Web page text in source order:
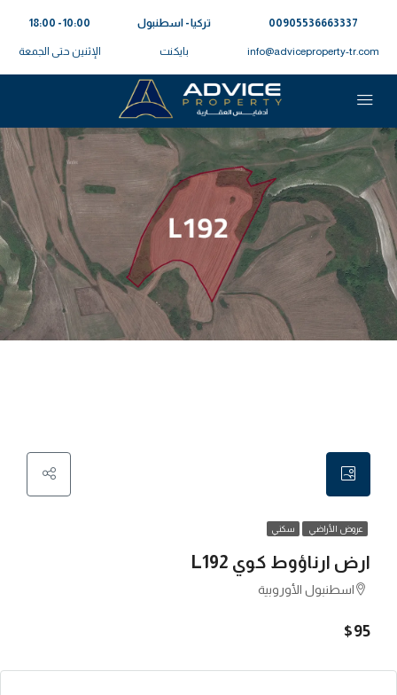
00905536663337⁩
info@adviceproperty-tr.com
تركيا - اسطنبول
بايكنت
10:00 - 18:00
الإثنين حتى الجمعة
عروض الأراضي سكني
ارض ارناؤوط كوي L192
اسطنبول الأوروبية
$95